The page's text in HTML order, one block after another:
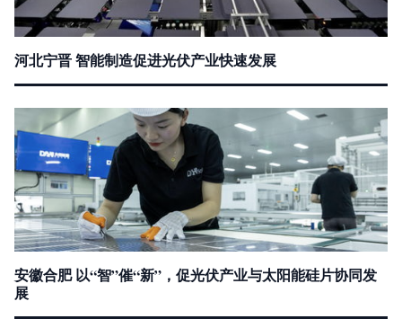
河北宁晋 智能制造促进光伏产业快速发展
安徽合肥 以“智”催“新”，促光伏产业与太阳能硅片协同发
展